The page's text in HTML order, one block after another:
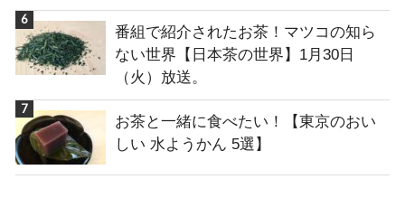
番組で紹介されたお茶！マツコの知ら
ない世界【日本茶の世界】1月30日
（火）放送。
お茶と一緒に食べたい！【東京のおい
しい 水ようかん 5選】